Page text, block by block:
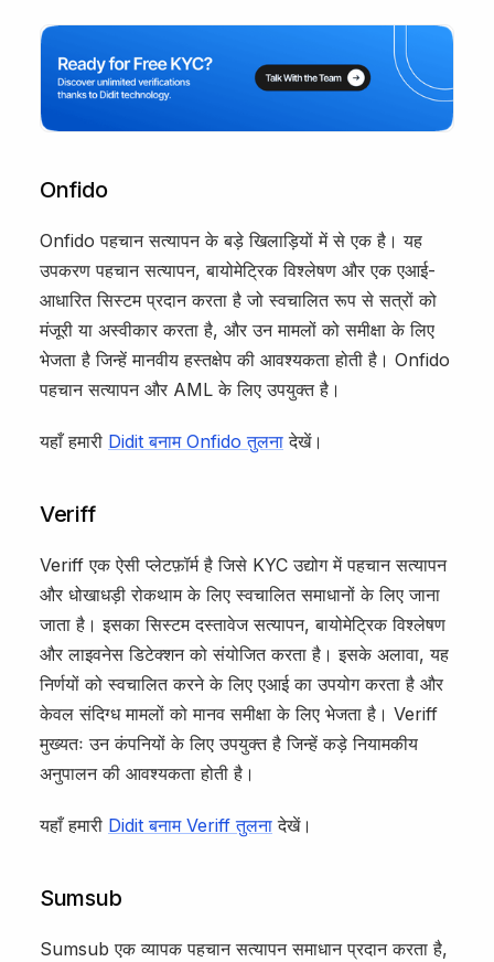
Onfido
Onfido पहचान सत्यापन के बड़े खिलाड़ियों में से एक है। यह
उपकरण पहचान सत्यापन, बायोमेट्रिक विश्लेषण और एक एआई-
आधारित सिस्टम प्रदान करता है जो स्वचालित रूप से सत्रों को
मंजूरी या अस्वीकार करता है, और उन मामलों को समीक्षा के लिए
भेजता है जिन्हें मानवीय हस्तक्षेप की आवश्यकता होती है। Onfido
पहचान सत्यापन और AML के लिए उपयुक्त है।
यहाँ हमारी Didit बनाम Onfido तुलना देखें।
Veriff
Veriff एक ऐसी प्लेटफ़ॉर्म है जिसे KYC उद्योग में पहचान सत्यापन
और धोखाधड़ी रोकथाम के लिए स्वचालित समाधानों के लिए जाना
जाता है। इसका सिस्टम दस्तावेज सत्यापन, बायोमेट्रिक विश्लेषण
और लाइवनेस डिटेक्शन को संयोजित करता है। इसके अलावा, यह
निर्णयों को स्वचालित करने के लिए एआई का उपयोग करता है और
केवल संदिग्ध मामलों को मानव समीक्षा के लिए भेजता है। Veriff
मुख्यतः उन कंपनियों के लिए उपयुक्त है जिन्हें कड़े नियामकीय
अनुपालन की आवश्यकता होती है।
यहाँ हमारी Didit बनाम Veriff तुलना देखें।
Sumsub
Sumsub एक व्यापक पहचान सत्यापन समाधान प्रदान करता है,